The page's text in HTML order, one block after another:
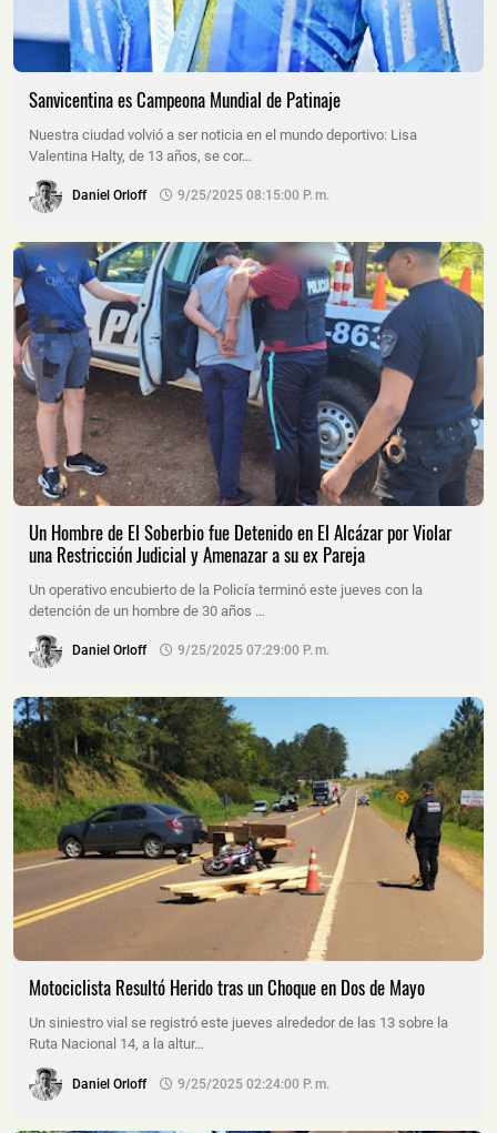
Sanvicentina es Campeona Mundial de Patinaje
Nuestra ciudad volvió a ser noticia en el mundo deportivo: Lisa
Valentina Halty, de 13 años, se cor…
Daniel Orloff 9/25/2025 08:15:00 P. M.
Un Hombre de El Soberbio fue Detenido en El Alcázar por Violar
una Restricción Judicial y Amenazar a su ex Pareja
Un operativo encubierto de la Policía terminó este jueves con la
detención de un hombre de 30 años …
Daniel Orloff 9/25/2025 07:29:00 P. M.
Motociclista Resultó Herido tras un Choque en Dos de Mayo
Un siniestro vial se registró este jueves alrededor de las 13 sobre la
Ruta Nacional 14, a la altur…
Daniel Orloff 9/25/2025 02:24:00 P. M.